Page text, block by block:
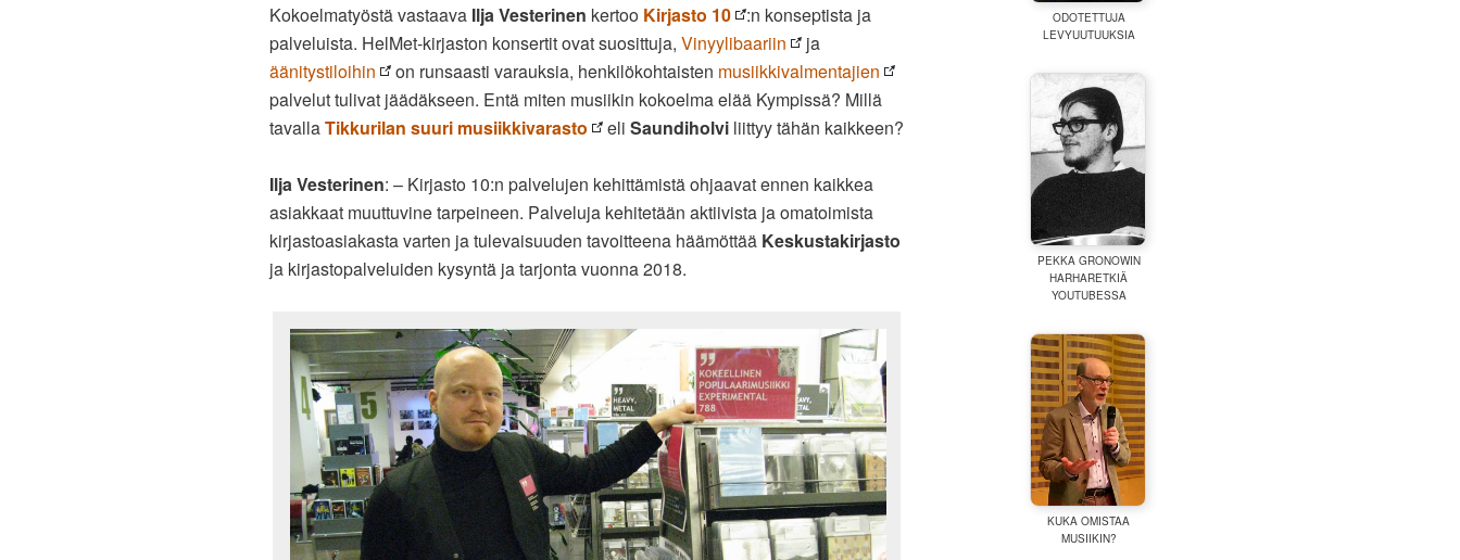
Kokoelmatyöstä vastaava Ilja Vesterinen kertoo Kirjasto 10
:n konseptista ja
palveluista. HelMet-kirjaston konsertit ovat suosittuja, Vinyylibaariin
ja
äänitystiloihin
on runsaasti varauksia, henkilökohtaisten musiikkivalmentajien
palvelut tulivat jäädäkseen. Entä miten musiikin kokoelma elää Kympissä? Millä
tavallaTikkurilan suuri musiikkivarasto eli Saundiholvi liittyy tähän kaikkeen?
Ilja Vesterinen: – Kirjasto 10:n palvelujen kehittämistä ohjaavat ennen kaikkea
asiakkaat muuttuvine tarpeineen. Palveluja kehitetään aktiivista ja omatoimista
kirjastoasiakasta varten ja tulevaisuuden tavoitteena häämöttää Keskustakirjasto
ja kirjastopalveluiden kysyntä ja tarjonta vuonna 2018.
ODOTETTUJA
LEVYUUTUUKSIA
PEKKA GRONOWIN
HARHARETKIÄ
YOUTUBESSA
KUKA OMISTAA
MUSIIKIN?